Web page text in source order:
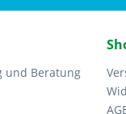
und Beratung